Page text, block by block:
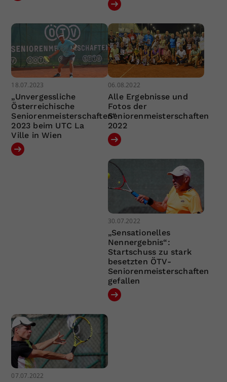
18.07.2023
„Unvergessliche
Österreichische
Seniorenmeisterschaften“
2023 beim UTC La
Ville in Wien
06.08.2022
Alle Ergebnisse und
Fotos der
Seniorenmeisterschaften
2022
30.07.2022
„Sensationelles
Nennergebnis“:
Startschuss zu stark
besetzten ÖTV-
Seniorenmeisterschaften
gefallen
07.07.2022